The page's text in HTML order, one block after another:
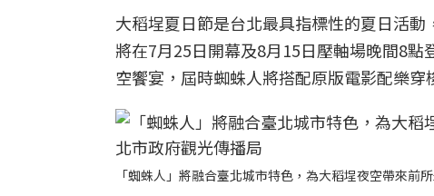
大稻埕夏日節是台北最具指標性的夏日活
將在7月25日開幕及8月15日壓軸場晚間8
空饗宴，屆時蜘蛛人將搭配原版電影配樂穿
「蜘蛛人」將融合臺北城市特色，為大稻埕夜空帶來